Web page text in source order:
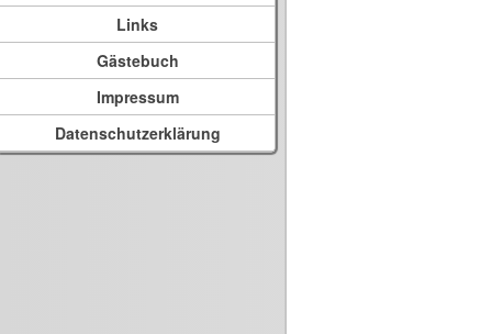
Links
Gästebuch
Impressum
Datenschutzerklärung